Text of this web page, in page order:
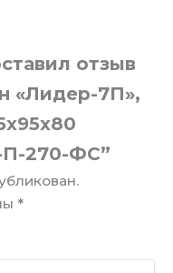
отзыв
«Лидер-7П»,
П-270-ФС”
*